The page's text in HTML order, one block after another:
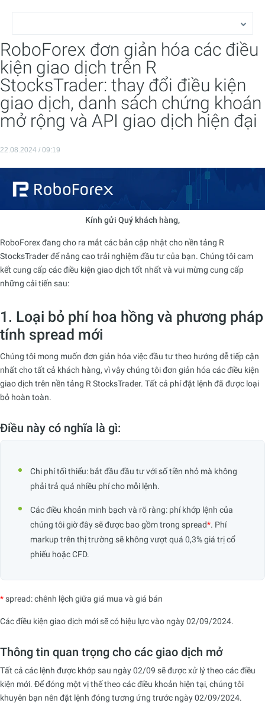
RoboForex đơn giản hóa các điều
kiện giao dịch trên R
StocksTrader: thay đổi điều kiện
giao dịch, danh sách chứng khoán
mở rộng và API giao dịch hiện đại
22.08.2024 / 09:19
Kính gửi Quý khách hàng,
RoboForex đang cho ra mắt các bản cập nhật cho nền tảng R
StocksTrader để nâng cao trải nghiệm đầu tư của bạn. Chúng tôi cam
kết cung cấp các điều kiện giao dịch tốt nhất và vui mừng cung cấp
những cải tiến sau:
1. Loại bỏ phí hoa hồng và phương pháp
tính spread mới
Chúng tôi mong muốn đơn giản hóa việc đầu tư theo hướng dễ tiếp cận
nhất cho tất cả khách hàng, vì vậy chúng tôi đơn giản hóa các điều kiện
giao dịch trên nền tảng R StocksTrader. Tất cả phí đặt lệnh đã được loại
bỏ hoàn toàn.
Điều này có nghĩa là gì:
Chi phí tối thiểu: bắt đầu đầu tư với số tiền nhỏ mà không
phải trả quá nhiều phí cho mỗi lệnh.
Các điều khoản minh bạch và rõ ràng: phí khớp lệnh của
chúng tôi giờ đây sẽ được bao gồm trong spread*. Phí
markup trên thị trường sẽ không vượt quá 0,3% giá trị cổ
phiếu hoặc CFD.
*spread: chênh lệch giữa giá mua và giá bán
Các điều kiện giao dịch mới sẽ có hiệu lực vào ngày 02/09/2024.
Thông tin quan trọng cho các giao dịch mở
Tất cả các lệnh được khớp sau ngày 02/09 sẽ được xử lý theo các điều
kiện mới. Để đóng một vị thế theo các điều khoản hiện tại, chúng tôi
khuyên bạn nên đặt lệnh đóng tương ứng trước ngày 02/09/2024.